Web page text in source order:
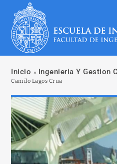
Inicio » Ingenieria Y Gestion
Camilo Lagos Crua